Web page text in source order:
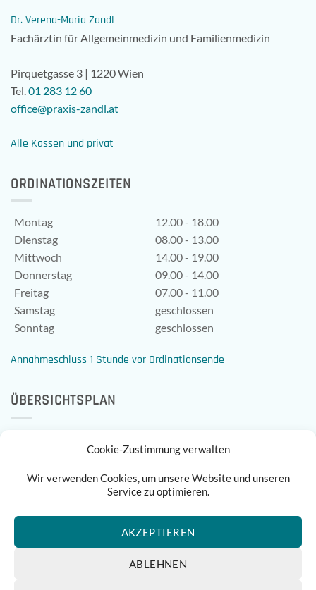
Cookie-Zustimmung verwalten
Wir verwenden Cookies, um unsere Website und unseren
Service zu optimieren.
AKZEPTIEREN
ABLEHNEN
Dr. Verena-Maria Zandl
Fachärztin für Allgemeinmedizin und Familienmedizin
Pirquetgasse 3 | 1220 Wien
Tel. 01 283 12 60
office@praxis-zandl.at
Alle Kassen und privat
ORDINATIONSZEITEN
Montag
12.00 - 18.00
Dienstag
08.00 - 13.00
Mittwoch
14.00 - 19.00
Donnerstag
09.00 - 14.00
Freitag
07.00 - 11.00
Samstag
geschlossen
Sonntag
geschlossen
Annahmeschluss 1 Stunde vor Ordinationsende
ÜBERSICHTSPLAN